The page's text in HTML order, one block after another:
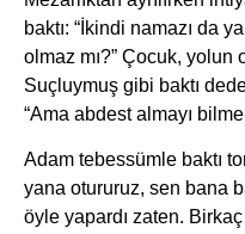
baktı: “İkindi namazı da
olmaz mı?” Çocuk, yolun
Suçluymuş gibi baktı
“Ama abdest almayı
Adam tebessümle baktı
yana otururuz, sen bana
öyle yapardı zaten.